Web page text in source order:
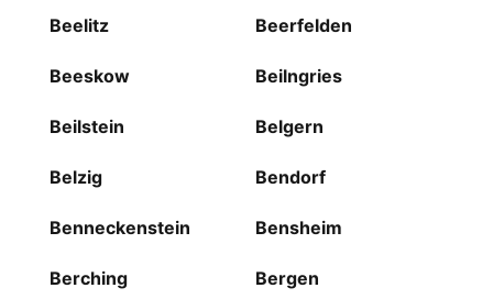
Beelitz Beerfelden
Beeskow Beilngries
Beilstein Belgern
Belzig Bendorf
Benneckenstein Bensheim
Berching Bergen